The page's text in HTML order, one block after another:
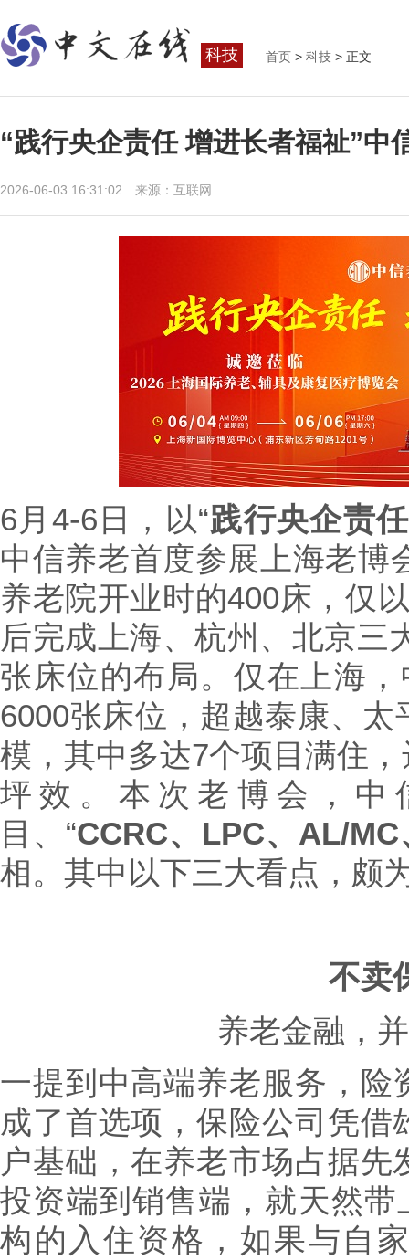
科技 首页 > 科技 > 正文
“践行央企责任 增进长者福祉”中
2026-06-03 16:31:02 来源：互联网
6月4-6日，以“践行央企责
中信养老首度参展上海老博
养老院开业时的400床，仅
后完成上海、杭州、北京三
张床位的布局。仅在上海
6000张床位，超越泰康、
模，其中多达7个项目满住
坪效。本次老博会，中
目、“CCRC、LPC、AL/MC
相。其中以下三大看点，颇
不卖
养老金融，
一提到中高端养老服务，
成了首选项，保险公司凭
户基础，在养老市场占据
投资端到销售端，就天然带
构的入住资格，如果与自